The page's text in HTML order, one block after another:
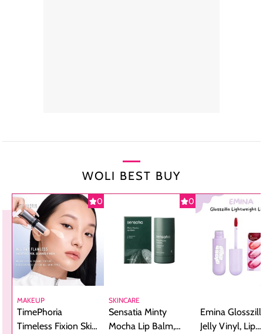
WOLI BEST BUY
0
MAKEUP
TimePhoria
Timeless Fixion Skin
0
SKINCARE
Sensatia Minty
Mocha Lip Balm,
Emina
Jelly Vinyl, Lip